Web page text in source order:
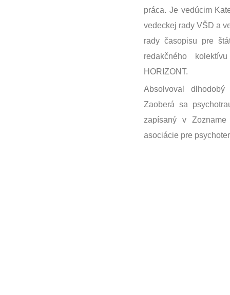
práca. Je vedúcim
vedeckej rady VŠD a
rady časopisu pre
redakčného
HORIZONT.
Absolvoval
Zaoberá sa
zapísaný v
asociácie pre